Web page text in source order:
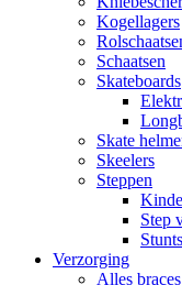
Kogellagers
Schaatsen
Skateboards
Skate
Skeelers
Steppen
Step
Verzorging
Alles braces